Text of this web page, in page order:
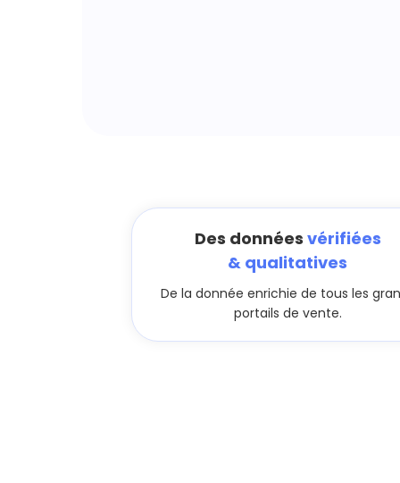
Des données vérifiées
& qualitatives
De la donnée enrichie de tous les
portails de vente.